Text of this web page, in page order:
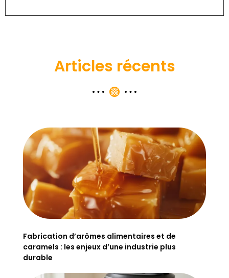
Articles récents
Fabrication d’arômes alimentaires et de
caramels : les enjeux d’une industrie plus
durable